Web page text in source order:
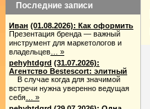
Последние записи
Иван (01.08.2026): Как оформить
Презентация бренда — важный
инструмент для маркетологов и
владельцев … »
pehyhtdgrd (31.07.2026):
Агентство Bestescort: элитный
В случае когда для значимой
встречи нужна уверенно ведущая
себя … »